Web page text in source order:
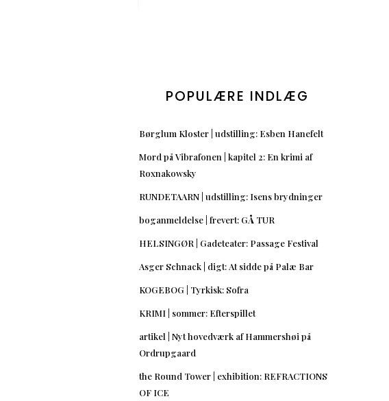
POPULÆRE INDLÆG
Børglum Kloster | udstilling: Esben Hanefelt
Mord på Vibrafonen | kapitel 2: En krimi af
Roxnakowsky
RUNDETAARN | udstilling: Isens brydninger
boganmeldelse | frevert: GÅ TUR
HELSINGØR | Gadeteater: Passage Festival
Asger Schnack | digt: At sidde på Palæ Bar
KOGEBOG | Tyrkisk: Sofra
KRIMI | sommer: Efterspillet
artikel | Nyt hovedværk af Hammershøi på
Ordrupgaard
the Round Tower | exhibition: REFRACTIONS
OF ICE